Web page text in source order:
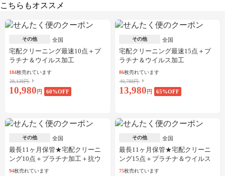
こちらもオススメ
その他 全国
宅配クリーニング最速10点＋プ
ラチナ＆ウイルス加工
184枚売れています
28,138円
10,980 円 60%OFF
その他 全国
宅配クリーニング最速15点＋プ
ラチナ＆ウイルス加工
86枚売れています
40,788円
13,980 円 65%OFF
その他 全国
最長11ヶ月保管★宅配クリーニ
ング10点＋プラチナ加工＋抗ウ
イルス加工
94枚売れています
その他 全国
最長11ヶ月保管★宅配クリーニ
ング15点＋プラチナ＆ウイルス
加工
75枚売れています